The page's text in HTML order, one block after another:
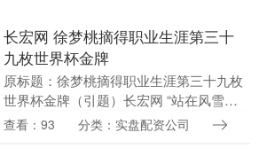
长宏网 徐梦桃摘得职业生涯第三十
九枚世界杯金牌
原标题：徐梦桃摘得职业生涯第三十九枚
世界杯金牌（引题）长宏网 “站在风雪与
迷雾中，是团队给予我力量”（主题） 人
查看：93 分类：实盘配资公司